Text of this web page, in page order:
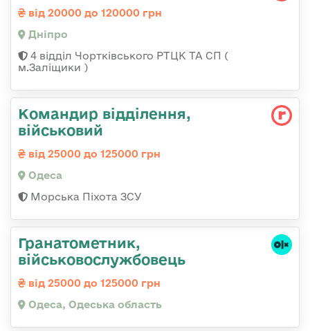
від 20000 до 120000 грн
Дніпро
4 відділ Чортківського РТЦК ТА СП (
м.Заліщики )
Командир відділення,
військовий
від 25000 до 125000 грн
Одеса
Морська Піхота ЗСУ
Гранатометник,
військовослужбовець
від 25000 до 125000 грн
Одеса, Одеська область